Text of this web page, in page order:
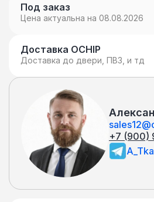
Под заказ
Цена актуальна на 08.08.2026
Доставка OCHIP
Доставка до двери, ПВЗ, и тд
+7 (900)